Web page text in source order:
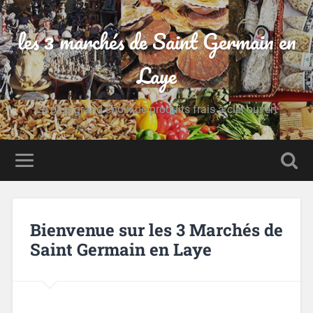
les 3 marchés de Saint Germain en
Laye
Le plus grand choix de produits frais à ciel ouvert
Bienvenue sur les 3 Marchés de
Saint Germain en Laye